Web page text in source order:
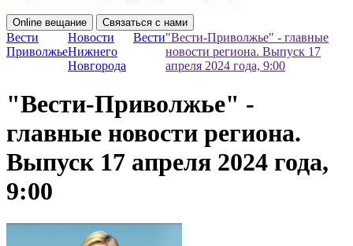
Online вещание Связаться с нами
Вести
Приволжье
Новости
Нижнего
Новгорода
Вести"Вести-Приволжье" - главные
новости региона. Выпуск 17
апреля 2024 года, 9:00
"Вести-Приволжье" -
главные новости региона.
Выпуск 17 апреля 2024 года,
9:00